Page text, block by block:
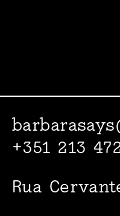
+351 213
Rua